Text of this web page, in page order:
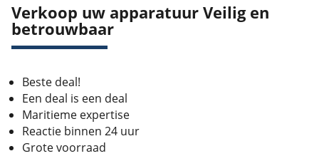
Verkoop uw apparatuur Veilig en
betrouwbaar
Beste deal!
Een deal is een deal
Maritieme expertise
Reactie binnen 24 uur
Grote voorraad